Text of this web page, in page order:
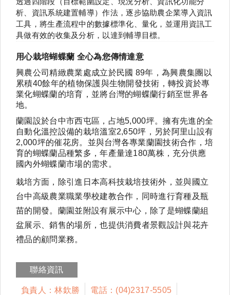
析、資訊系統建置輔導）作法，逐步協助農企業導入資訊
工具，將生產流程中的數據標準化、量化，並運用資訊工
具做有效的收集及分析，以達到輔導目標。
用心栽培蝴蝶蘭 全心為您傳情達意
興農公司精緻農業處成立於民國 89年，為興農集團以
累積40餘年的植物保護與生物開發技術，轉投資於專
業化蝴蝶蘭的培育，並將台灣的蝴蝶蘭行銷至世界各
地。
蘭園設於台中市西屯區，占地5,000坪。擁有先進的全
自動化溫控設備的栽培溫室2,650坪 ，另於阿里山設有
2,000坪的催花房。並與台灣各專業蘭園技術合作，培
育的蝴蝶蘭品種繁多，年產量達180萬株，充分供應
國內外蝴蝶蘭市場的需求。
栽培方面，除引進日本高科技栽培技術外，並與國立
台中高級農業職業學校建教合作，同時進行育種及瓶
苗的開發。蘭園並附設有展示中心，除了是蝴蝶蘭組
盆展示、銷售的場所，也提供消費者景觀設計與花卉
禮品的顧問業務。
聯絡資訊
負責人：林欽勝
電話：(04)2317-5505